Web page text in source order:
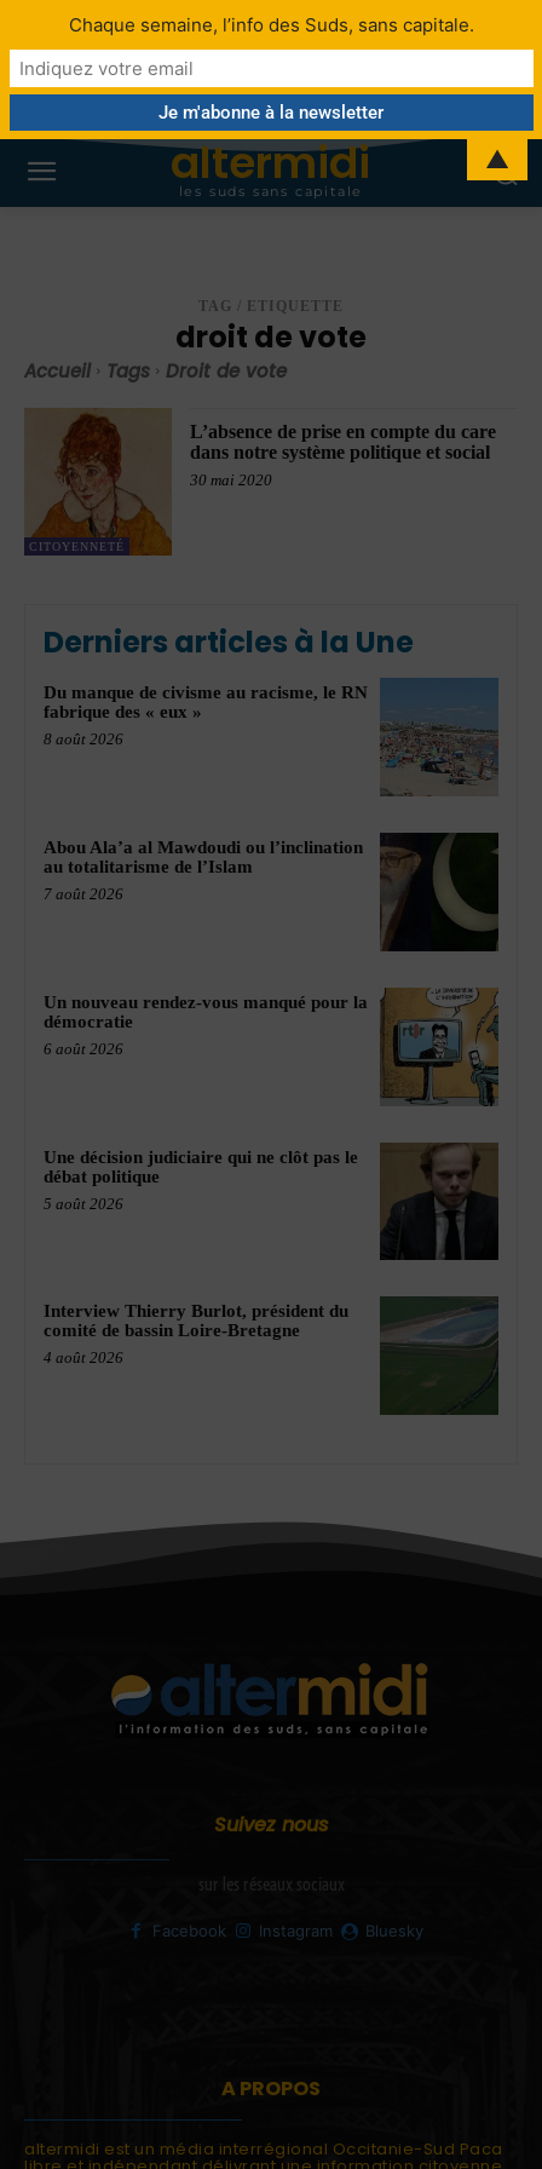
altermidi
les suds sans capitale
TAG / ETIQUETTE
droit de vote
Accueil Tags Droit de vote
CITOYENNETÉ
L’absence de prise en compte du care
dans notre système politique et social
30 mai 2020
Derniers articles à la Une
Du manque de civisme au racisme, le RN
fabrique des « eux »
8 août 2026
Abou Ala’a al Mawdoudi ou l’inclination
au totalitarisme de l’Islam
7 août 2026
Un nouveau rendez-vous manqué pour la
démocratie
6 août 2026
Une décision judiciaire qui ne clôt pas le
débat politique
5 août 2026
Interview Thierry Burlot, président du
comité de bassin Loire-Bretagne
4 août 2026
Suivez nous
sur les réseaux sociaux
Facebook Instagram Bluesky
A PROPOS
altermidi est un média interrégional Occitanie-Sud Paca
Chaque semaine, l’info des Suds, sans capitale.
▲